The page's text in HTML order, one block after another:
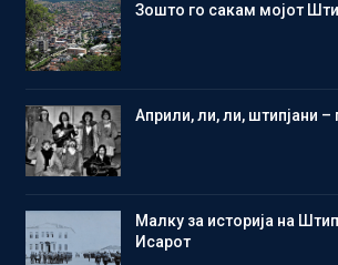
Зошто го сакам мојот
Aприли, ли, ли, штипјани –
Малку за историја на
Исарот